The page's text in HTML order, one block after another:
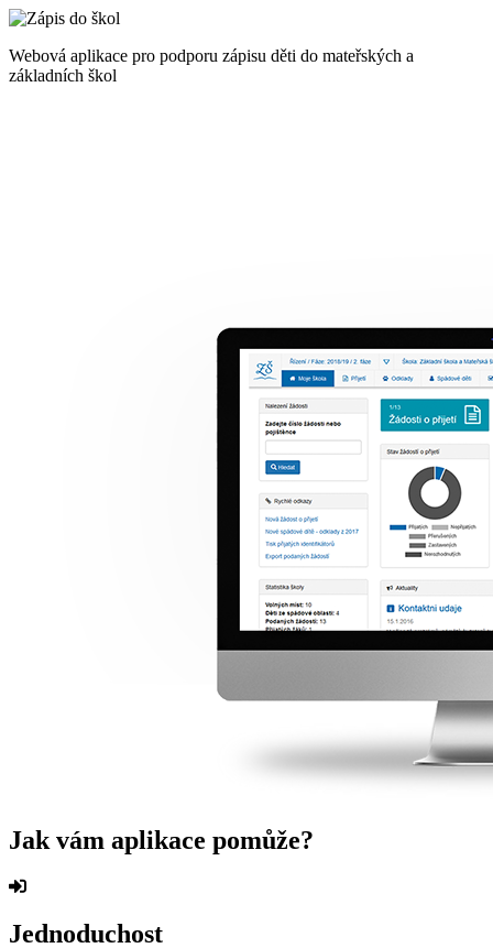
Webová aplikace pro podporu zápisu děti do mateřských a
základních škol
Jak vám aplikace pomůže?
Jednoduchost